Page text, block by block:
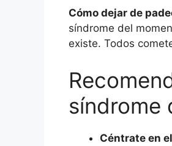
Cómo dejar de
síndrome del
existe. Todos
síndrome
Céntrate en